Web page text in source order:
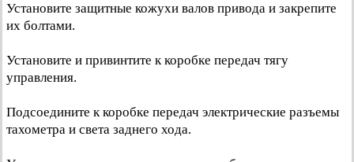
Установите защитные кожухи валов привода и закрепите
их болтами.
Установите и привинтите к коробке передач тягу
управления.
Подсоедините к коробке передач электрические разъемы
тахометра и света заднего хода.